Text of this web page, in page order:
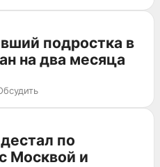
подростка в
на два месяца
по
Москвой и